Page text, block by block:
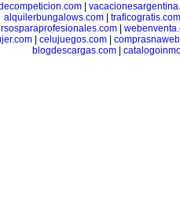
alquilerbungalows.com| traficogratis.com
|
| celujuegos.com|
blogdescargas.com|